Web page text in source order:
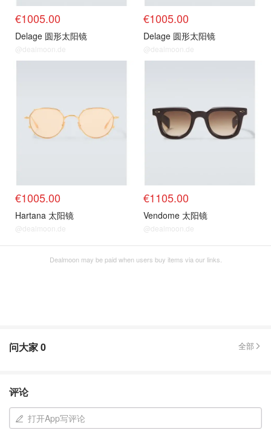
€1005.00
Delage 圆形太阳镜
@dealmoon.de
€1005.00
Delage 圆形太阳镜
@dealmoon.de
€1005.00
Hartana 太阳镜
@dealmoon.de
€1105.00
Vendome 太阳镜
@dealmoon.de
Dealmoon may be paid when users buy items via our links.
问大家0 全部
评论
打开App写评论